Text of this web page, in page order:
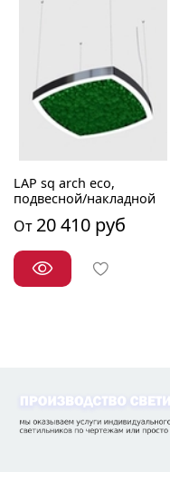
LAP sq arch eco,
подвесной/накладной
От 20 410 руб